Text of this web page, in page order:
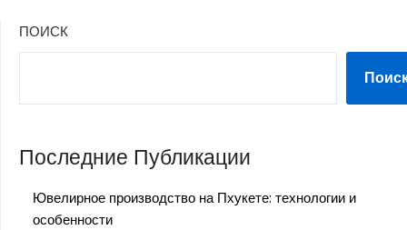
ПОИСК
Последние Публикации
Ювелирное производство на Пхукете: технологии и
особенности